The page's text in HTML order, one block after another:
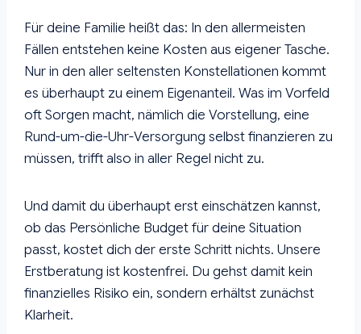
Für deine Familie heißt das: In den allermeisten
Fällen entstehen keine Kosten aus eigener Tasche.
Nur in den aller seltensten Konstellationen kommt
es überhaupt zu einem Eigenanteil. Was im Vorfeld
oft Sorgen macht, nämlich die Vorstellung, eine
Rund-um-die-Uhr-Versorgung selbst finanzieren zu
müssen, trifft also in aller Regel nicht zu.
Und damit du überhaupt erst einschätzen kannst,
ob das Persönliche Budget für deine Situation
passt, kostet dich der erste Schritt nichts. Unsere
Erstberatung ist kostenfrei. Du gehst damit kein
finanzielles Risiko ein, sondern erhältst zunächst
Klarheit.